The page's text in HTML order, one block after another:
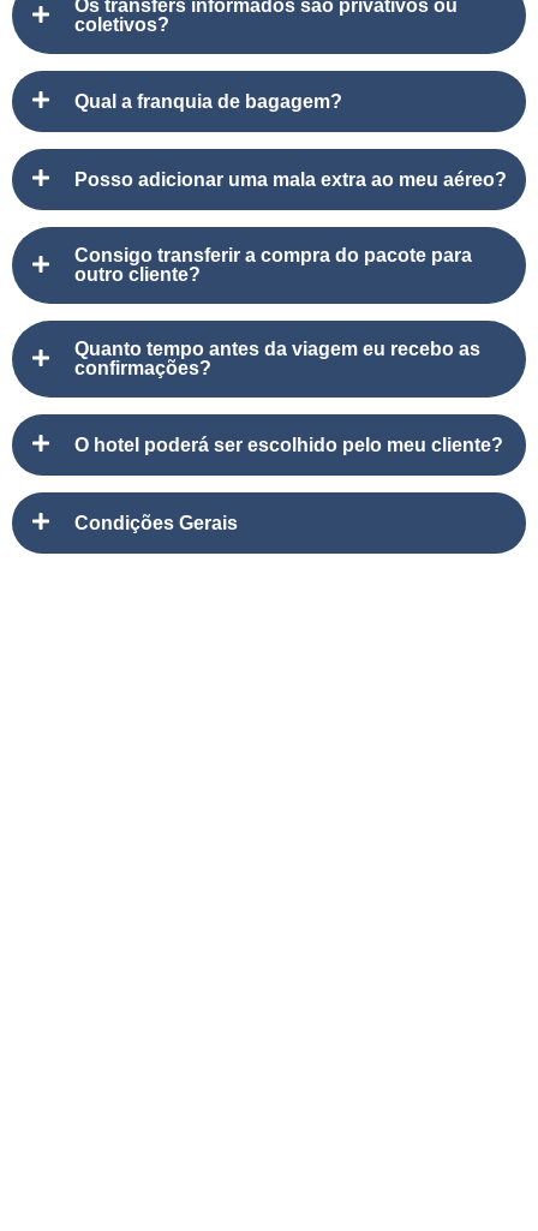
Os transfers informados são privativos ou
coletivos?
Qual a franquia de bagagem?
Posso adicionar uma mala extra ao meu aéreo?
Consigo transferir a compra do pacote para
outro cliente?
Quanto tempo antes da viagem eu recebo as
confirmações?
O hotel poderá ser escolhido pelo meu cliente?
Condições Gerais